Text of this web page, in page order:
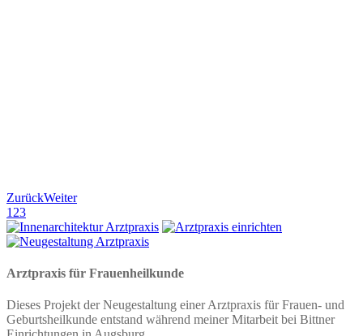
ZurückWeiter
1 23
Arztpraxis für Frauenheilkunde
Dieses Projekt der Neugestaltung einer Arztpraxis für Frauen- und
Geburtsheilkunde entstand während meiner Mitarbeit bei Bittner